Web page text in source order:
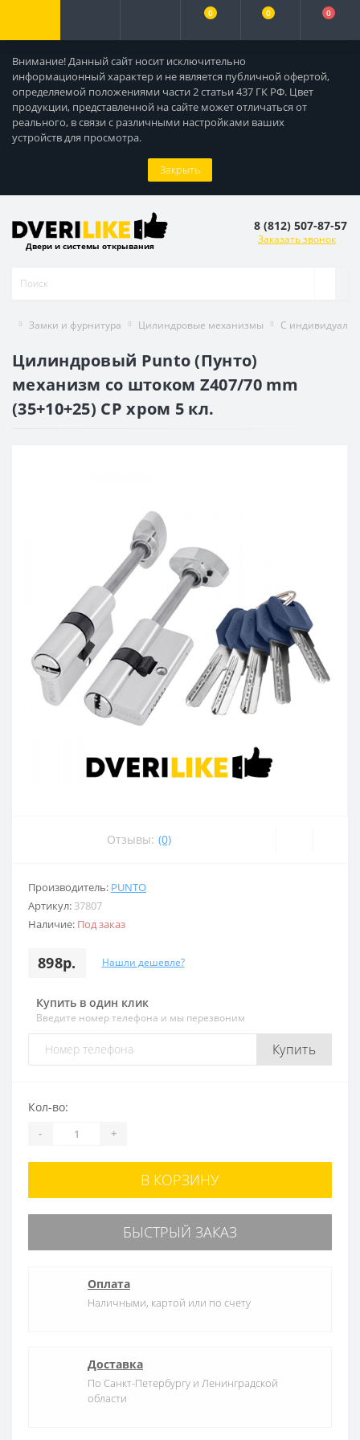
Внимание! Данный сайт носит исключительно
информационный характер и не является публичной офертой,
определяемой положениями части 2 статьи 437 ГК РФ. Цвет
продукции, представленной на сайте может отличаться от
реального, в связи с различными настройками ваших
устройств для просмотра.
Закрыть
0 0 0
Двери и системы открывания
8 (812) 507-87-57
Заказать звонок
Замки и фурнитура Цилиндровые механизмы С
Цилиндровый Punto (Пунто)
механизм со штоком Z407/70 mm
(35+10+25) CP хром 5 кл.
Отзывы: (0)
Производитель: PUNTO
Артикул: 37807
Наличие: Под заказ
898р. Нашли дешевле?
Купить в один клик
Введите номер телефона и мы перезвоним
Купить
Кол-во:
- +
В КОРЗИНУ
БЫСТРЫЙ ЗАКАЗ
Оплата
Наличными, картой или по счету
Доставка
По Санкт-Петербургу и Ленинградской
области